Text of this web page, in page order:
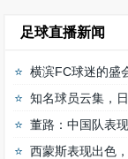
足球直播新闻
横滨FC球迷的盛
知名球员云集，
董路：中国队表
西蒙斯表现出色